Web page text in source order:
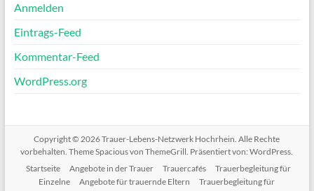
Anmelden
Eintrags-Feed
Kommentar-Feed
WordPress.org
Copyright © 2026Trauer-Lebens-Netzwerk Hochrhein. Alle Rechte
vorbehalten. ThemeSpaciousvon ThemeGrill. Präsentiert von:WordPress.
Startseite
Angebote in der Trauer Trauercafés
Trauerbegleitung für
Einzelne
Angebote für trauernde Eltern
Trauerbegleitung für